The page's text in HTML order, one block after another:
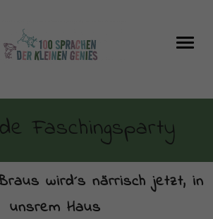
Faschingsparty
wird´s närrisch jetzt, in
unsrem Haus